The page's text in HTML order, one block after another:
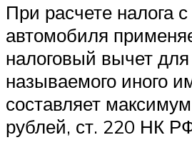
При расчете налога
автомобиля
налоговый вычет для
называемого иного
составляет
рублей, ст. 220 НК